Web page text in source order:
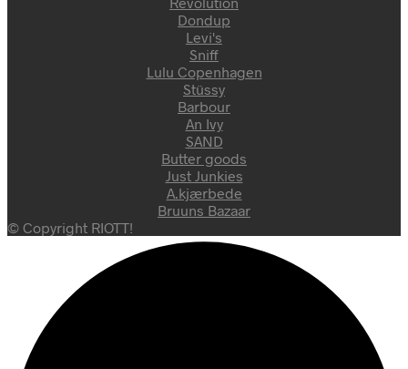
Dondup
Levi's
Sniff
Lulu Copenhagen
Stüssy
Barbour
An Ivy
SAND
Butter goods
Just Junkies
A.kjærbede
Bruuns Bazaar
© Copyright RIOTT!